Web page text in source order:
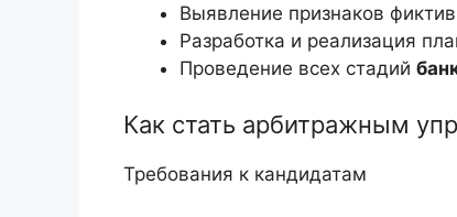
Выявление признаков
Разработка и реализация
Проведение всех стадий
Как стать арбитражным
Требования к кандидатам